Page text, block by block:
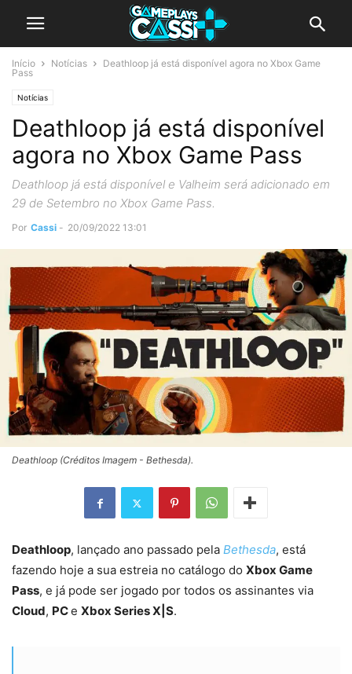
Início Notícias
Deathloop já está disponível agora no Xbox Game
Pass
Notícias
Deathloop já está disponível
agora no Xbox Game Pass
Deathloop já está disponível e Valheim será adicionado em
29 de Setembro no Xbox Game Pass.
Por Cassi - 20/09/2022 13:01
Deathloop (Créditos Imagem - Bethesda).
Deathloop, lançado ano passado pela Bethesda, está
fazendo hoje a sua estreia no catálogo do Xbox Game
Pass, e já pode ser jogado por todos os assinantes via
Cloud, PCe Xbox Series X|S.